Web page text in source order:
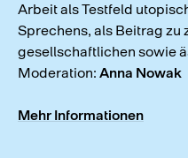
Arbeit als Testfeld
Sprechens, als Beitrag zu
gesellschaftlichen sowie
Moderation: Anna Nowak
Mehr Informationen